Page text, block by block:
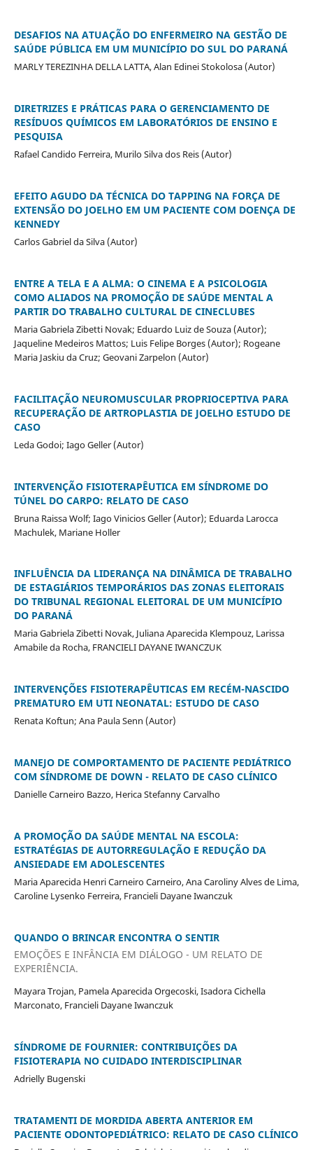
DESAFIOS NA ATUAÇÃO DO ENFERMEIRO NA GESTÃO DE
SAÚDE PÚBLICA EM UM MUNICÍPIO DO SUL DO PARANÁ
MARLY TEREZINHA DELLA LATTA, Alan Edinei Stokolosa (Autor)
DIRETRIZES E PRÁTICAS PARA O GERENCIAMENTO DE
RESÍDUOS QUÍMICOS EM LABORATÓRIOS DE ENSINO E
PESQUISA
Rafael Candido Ferreira, Murilo Silva dos Reis (Autor)
EFEITO AGUDO DA TÉCNICA DO TAPPING NA FORÇA DE
EXTENSÃO DO JOELHO EM UM PACIENTE COM DOENÇA DE
KENNEDY
Carlos Gabriel da Silva (Autor)
ENTRE A TELA E A ALMA: O CINEMA E A PSICOLOGIA
COMO ALIADOS NA PROMOÇÃO DE SAÚDE MENTAL A
PARTIR DO TRABALHO CULTURAL DE CINECLUBES
Maria Gabriela Zibetti Novak; Eduardo Luiz de Souza (Autor);
Jaqueline Medeiros Mattos; Luis Felipe Borges (Autor); Rogeane
Maria Jaskiu da Cruz; Geovani Zarpelon (Autor)
FACILITAÇÃO NEUROMUSCULAR PROPRIOCEPTIVA PARA
RECUPERAÇÃO DE ARTROPLASTIA DE JOELHO ESTUDO DE
CASO
Leda Godoi; Iago Geller (Autor)
INTERVENÇÃO FISIOTERAPÊUTICA EM SÍNDROME DO
TÚNEL DO CARPO: RELATO DE CASO
Bruna Raissa Wolf; Iago Vinicios Geller (Autor); Eduarda Larocca
Machulek, Mariane Holler
INFLUÊNCIA DA LIDERANÇA NA DINÂMICA DE TRABALHO
DE ESTAGIÁRIOS TEMPORÁRIOS DAS ZONAS ELEITORAIS
DO TRIBUNAL REGIONAL ELEITORAL DE UM MUNICÍPIO
DO PARANÁ
Maria Gabriela Zibetti Novak, Juliana Aparecida Klempouz, Larissa
Amabile da Rocha, FRANCIELI DAYANE IWANCZUK
INTERVENÇÕES FISIOTERAPÊUTICAS EM RECÉM-NASCIDO
PREMATURO EM UTI NEONATAL: ESTUDO DE CASO
Renata Koftun; Ana Paula Senn (Autor)
MANEJO DE COMPORTAMENTO DE PACIENTE PEDIÁTRICO
COM SÍNDROME DE DOWN - RELATO DE CASO CLÍNICO
Danielle Carneiro Bazzo, Herica Stefanny Carvalho
A PROMOÇÃO DA SAÚDE MENTAL NA ESCOLA:
ESTRATÉGIAS DE AUTORREGULAÇÃO E REDUÇÃO DA
ANSIEDADE EM ADOLESCENTES
Maria Aparecida Henri Carneiro Carneiro, Ana Caroliny Alves de Lima,
Caroline Lysenko Ferreira, Francieli Dayane Iwanczuk
QUANDO O BRINCAR ENCONTRA O SENTIR
EMOÇÕES E INFÂNCIA EM DIÁLOGO - UM RELATO DE
EXPERIÊNCIA.
Mayara Trojan, Pamela Aparecida Orgecoski, Isadora Cichella
Marconato, Francieli Dayane Iwanczuk
SÍNDROME DE FOURNIER: CONTRIBUIÇÕES DA
FISIOTERAPIA NO CUIDADO INTERDISCIPLINAR
Adrielly Bugenski
TRATAMENTI DE MORDIDA ABERTA ANTERIOR EM
PACIENTE ODONTOPEDIÁTRICO: RELATO DE CASO CLÍNICO